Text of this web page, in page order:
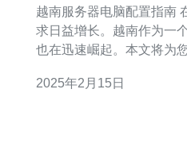
越南服务器电脑配置指南 在如今数字化时代，服务器的需
求日益增长。越南作为一
也在迅速崛起。本文将为
硬件配置是服务器运行的
2025年2月15日